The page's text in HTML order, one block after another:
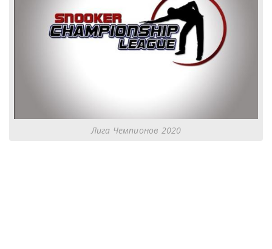
Лига Чемпионов 2020